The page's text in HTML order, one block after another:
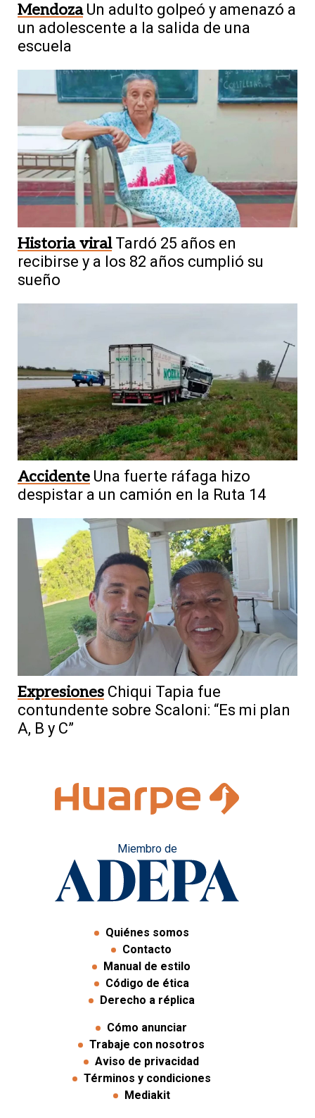
Mendoza Un adulto golpeó y amenazó a
un adolescente a la salida de una
escuela
Historia viral Tardó 25 años en
recibirse y a los 82 años cumplió su
sueño
Accidente Una fuerte ráfaga hizo
despistar a un camión en la Ruta 14
Expresiones Chiqui Tapia fue
contundente sobre Scaloni: “Es mi plan
A, B y C”
Miembro de
Quiénes somos
Contacto
Manual de estilo
Código de ética
Derecho a réplica
Cómo anunciar
Trabaje con nosotros
Aviso de privacidad
Términos y condiciones
Mediakit